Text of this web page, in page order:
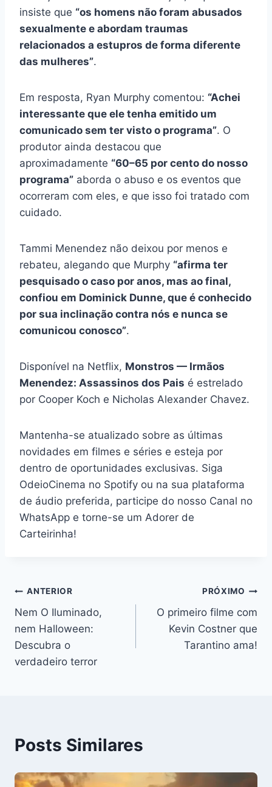
insiste que “os homens não foram abusados
sexualmente e abordam traumas
relacionados a estupros de forma diferente
das mulheres”.
Em resposta, Ryan Murphy comentou: “Achei
interessante que ele tenha emitido um
comunicado sem ter visto o programa”. O
produtor ainda destacou que
aproximadamente “60–65 por cento do nosso
programa” aborda o abuso e os eventos que
ocorreram com eles, e que isso foi tratado com
cuidado.
Tammi Menendez não deixou por menos e
rebateu, alegando que Murphy “afirma ter
pesquisado o caso por anos, mas ao final,
confiou em Dominick Dunne, que é conhecido
por sua inclinação contra nós e nunca se
comunicou conosco”.
Disponível na Netflix, Monstros — Irmãos
Menendez: Assassinos dos Pais é estrelado
por Cooper Koch e Nicholas Alexander Chavez.
Mantenha-se atualizado sobre as últimas
novidades em filmes e séries e esteja por
dentro de oportunidades exclusivas. Siga
OdeioCinema no Spotify ou na sua plataforma
de áudio preferida, participe do nosso Canal no
WhatsApp e torne-se um Adorer de
Carteirinha!
Navegação
de
Post
ANTERIOR
Nem O Iluminado,
nem Halloween:
Descubra o
verdadeiro terror
PRÓXIMO
O primeiro filme com
Kevin Costner que
Tarantino ama!
Posts Similares